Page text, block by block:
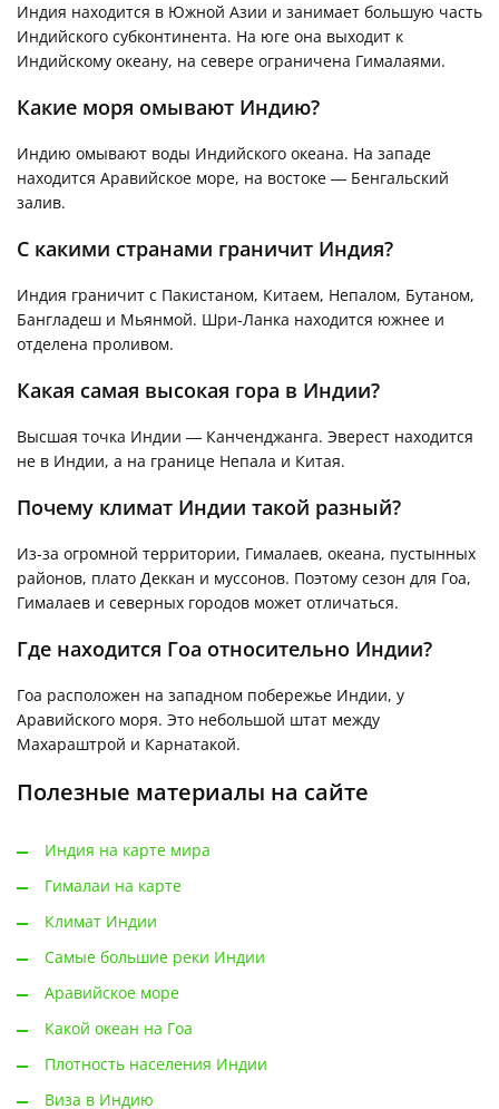
Индия находится в Южной Азии и занимает большую часть
Индийского субконтинента. На юге она выходит к
Индийскому океану, на севере ограничена Гималаями.
Какие моря омывают Индию?
Индию омывают воды Индийского океана. На западе
находится Аравийское море, на востоке — Бенгальский
залив.
С какими странами граничит Индия?
Индия граничит с Пакистаном, Китаем, Непалом, Бутаном,
Бангладеш и Мьянмой. Шри-Ланка находится южнее и
отделена проливом.
Какая самая высокая гора в Индии?
Высшая точка Индии — Канченджанга. Эверест находится
не в Индии, а на границе Непала и Китая.
Почему климат Индии такой разный?
Из-за огромной территории, Гималаев, океана, пустынных
районов, плато Деккан и муссонов. Поэтому сезон для Гоа,
Гималаев и северных городов может отличаться.
Где находится Гоа относительно Индии?
Гоа расположен на западном побережье Индии, у
Аравийского моря. Это небольшой штат между
Махараштрой и Карнатакой.
Полезные материалы на сайте
Индия на карте мира
Гималаи на карте
Климат Индии
Самые большие реки Индии
Аравийское море
Какой океан на Гоа
Плотность населения Индии
Виза в Индию